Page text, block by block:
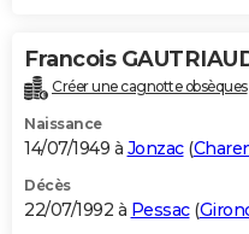
Francois
Créer une cagnotte obsèques
Naissance
14/07/1949 à Jonzac(
Décès
22/07/1992 à Pessac(